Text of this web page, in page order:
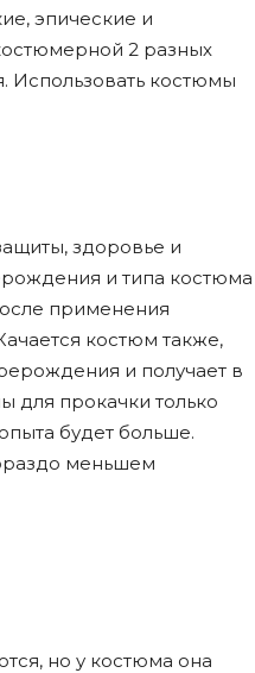
эпические и
2 разных
костюмы
здоровье и
и типа костюма
применения
костюм также,
и получает в
для прокачки только
будет больше.
меньшем
но у костюма она